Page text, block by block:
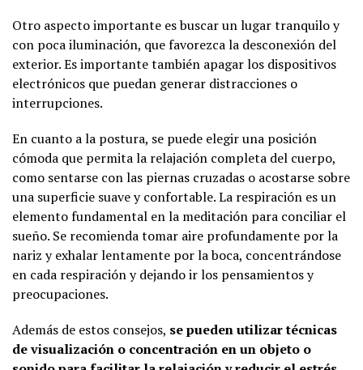
Otro aspecto importante es buscar un lugar tranquilo y
con poca iluminación, que favorezca la desconexión del
exterior. Es importante también apagar los dispositivos
electrónicos que puedan generar distracciones o
interrupciones.
En cuanto a la postura, se puede elegir una posición
cómoda que permita la relajación completa del cuerpo,
como sentarse con las piernas cruzadas o acostarse sobre
una superficie suave y confortable. La respiración es un
elemento fundamental en la meditación para conciliar el
sueño. Se recomienda tomar aire profundamente por la
nariz y exhalar lentamente por la boca, concentrándose
en cada respiración y dejando ir los pensamientos y
preocupaciones.
Además de estos consejos, se pueden utilizar técnicas
de visualización o concentración en un objeto o